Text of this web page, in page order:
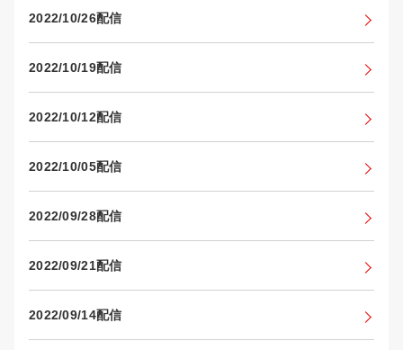
2022/10/26配信
2022/10/19配信
2022/10/12配信
2022/10/05配信
2022/09/28配信
2022/09/21配信
2022/09/14配信